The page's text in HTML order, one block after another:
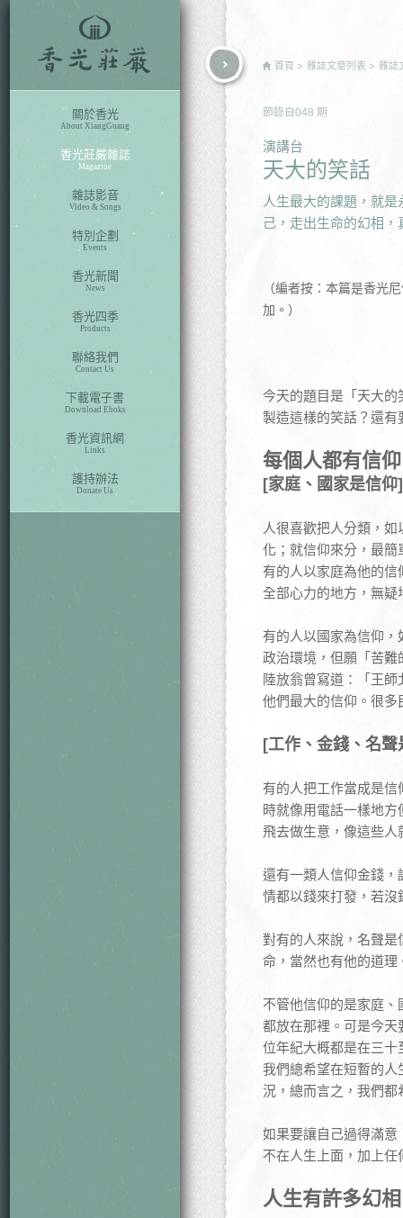
關於香光
About XiangGuang
香光莊嚴雜誌
Magazine
雜誌影音
Video & Songs
特別企劃
Events
香光新聞
News
香光四季
Products
聯絡我們
Contact Us
下載電子書
Download Eboks
香光資訊網
Links
護持辦法
Donate Us
首頁 雜誌文章列表 雜誌
節錄自 048 期
演講台
天大的笑話
人生最大的課題，就
己，走出生命的幻相，
（編者按：本篇是香光
加。）
今天的題目是「天大
製造這樣的笑話？還
每個人都有信仰
[家庭、國家是信仰]
人很喜歡把人分類，
化；就信仰來分，最
有的人以家庭為他的
全部心力的地方，無
有的人以國家為信仰
政治環境，但願「苦難
陸放翁曾寫道：「王
他們最大的信仰。很
[工作、金錢、名聲
有的人把工作當成是
時就像用電話一樣地
飛去做生意，像這些
還有一類人信仰金錢
情都以錢來打發，若
對有的人來說，名聲
命，當然也有他的道理
不管他信仰的是家庭
都放在那裡。可是今
位年紀大概都是在三
我們總希望在短暫的
況，總而言之，我們
如果要讓自己過得滿
不在人生上面，加上
人生有許多幻相